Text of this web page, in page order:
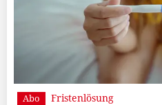
Abo Fristenlösung